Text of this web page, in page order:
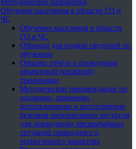
Методические разработки
Обучение населения в области ГО и
ЧС
Обучение населения в области
ГО и ЧС
Образцы для подачи сведений по
обучению
Образец отчёта о проведении
объектовой (штабной)
тренировки
Методические рекомендации по
созданию, хранению ,
использованию и восполнению
резервов материальных ресурсов
для ликвидации чрезвычайных
ситуаций природного и
техногенного характера